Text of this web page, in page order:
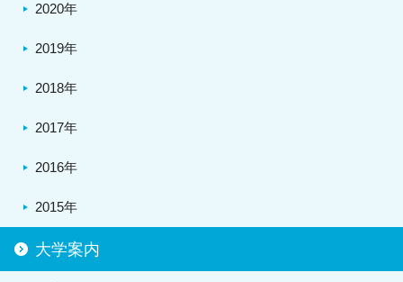
2020年
2019年
2018年
2017年
2016年
2015年
大学案内